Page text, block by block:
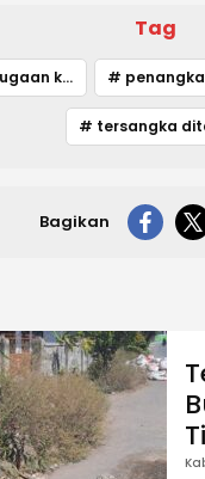
Tag
# kasus dugaan korupsi
Bagikan